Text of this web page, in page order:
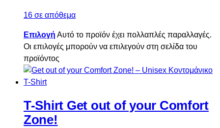
16 σε απόθεμα
Επιλογή Αυτό το προϊόν έχει πολλαπλές παραλλαγές.
Οι επιλογές μπορούν να επιλεγούν στη σελίδα του
προϊόντος
T-Shirt Get out of your Comfort
Zone!